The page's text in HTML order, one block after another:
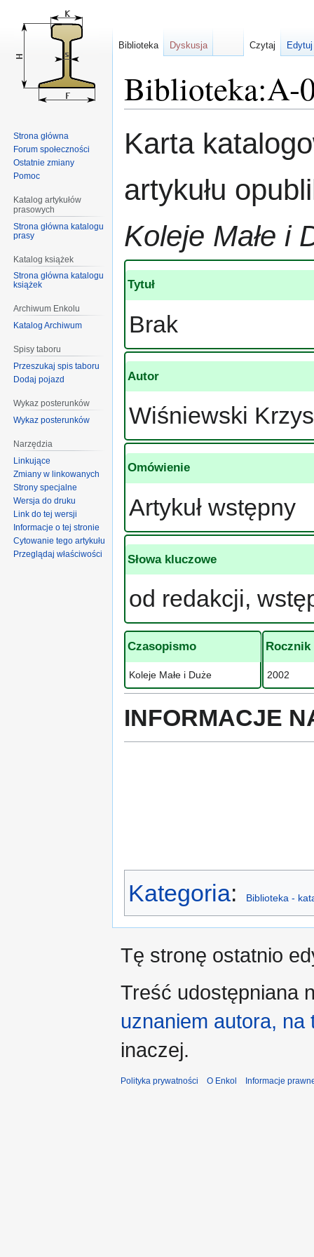
Biblioteka:A-
do
do
Karta
artykułu
Koleje Małe i
Tytuł
Brak
Autor
Wiśniewski
Omówienie
Artykuł wstępny
Słowa kluczowe
od redakcji,
Czasopismo
Koleje Małe i Duże
Rocznik
2002
INFORMACJE
Kategoria: Biblioteka -
Biblioteka Dyskusja Czytaj
Strona główna
Forum społeczności
Ostatnie zmiany
Pomoc
Katalog artykułów
prasowych
Strona główna katalogu
prasy
Katalog książek
Strona główna katalogu
książek
Archiwum Enkolu
Katalog Archiwum
Spisy taboru
Przeszukaj spis taboru
Dodaj pojazd
Wykaz posterunków
Wykaz posterunków
Narzędzia
Linkujące
Zmiany w linkowanych
Strony specjalne
Wersja do druku
Link do tej wersji
Informacje o tej stronie
Cytowanie tego artykułu
Przeglądaj właściwości
Tę stronę ostatnio
Treść udostępniana
uznaniem autora,
inaczej.
Polityka prywatności O Enkol Informacje